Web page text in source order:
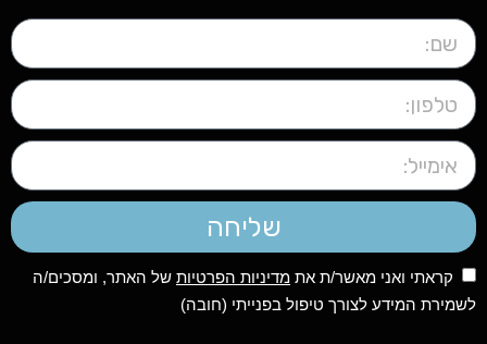
שליחה
קראתי ואני מאשר/ת את מדיניות הפרטיות של האתר, ומסכים/ה
לשמירת המידע לצורך טיפול בפנייתי (חובה)